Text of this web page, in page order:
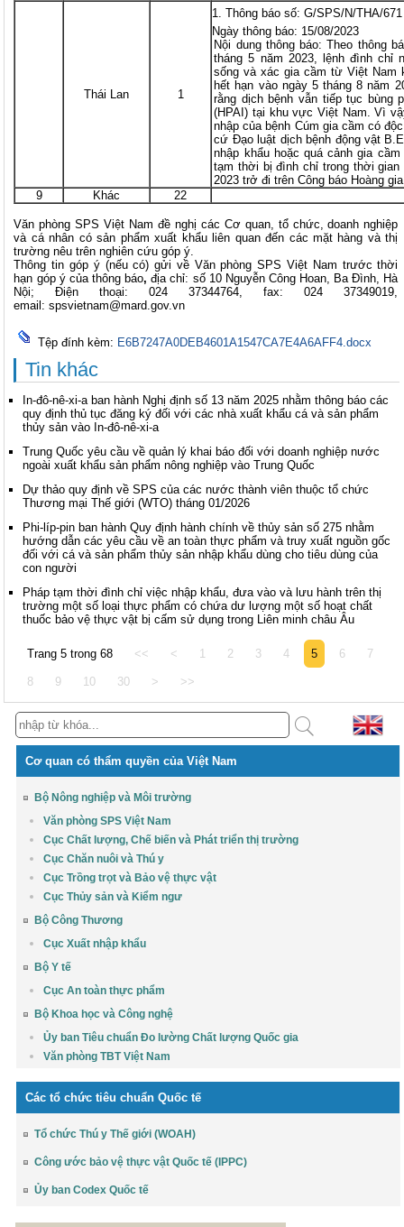
Thái Lan 1
Thông báo số: G/SPS/N/THA/671
Ngày thông báo: 15/08/2023
Nội dung thông báo: Theo thông
tháng 5 năm 2023, lệnh đình chỉ
sống và xác gia cầm từ Việt Nam
hết hạn vào ngày 5 tháng 8 năm
rằng dịch bệnh vẫn tiếp tục bùng
(HPAI) tại khu vực Việt Nam. Vì
nhập của bệnh Cúm gia cầm có
cứ Đạo luật dịch bệnh động vật
nhập khẩu hoặc quá cảnh gia
tạm thời bị đình chỉ trong thời
2023 trở đi trên Công báo Hoàng
9
Khác 22
Văn phòng SPS Việt Nam đề nghị các Cơ quan, tổ chức, doanh nghiệp
và cá nhân có sản phẩm xuất khẩu liên quan đến các mặt hàng và thị
trường nêu trên nghiên cứu góp ý.
Thông tin góp ý (nếu có) gửi về Văn phòng SPS Việt Nam trước thời
hạn góp ý của thông báo,địa chỉ: số 10 Nguyễn Công Hoan, Ba Đình, Hà
Nội; Điện thoại: 024 37344764, fax: 024 37349019,
email:spsvietnam@mard.gov.vn
Tệp đính kèm: E6B7247A0DEB4601A1547CA7E4A6AFF4.docx
Tin khác
In-đô-nê-xi-a ban hành Nghị định số 13 năm 2025 nhằm thông báo các
quy định thủ tục đăng ký đối với các nhà xuất khẩu cá và sản phẩm
thủy sản vào In-đô-nê-xi-a
Trung Quốc yêu cầu về quản lý khai báo đối với doanh nghiệp nước
ngoài xuất khẩu sản phẩm nông nghiệp vào Trung Quốc
Dự thảo quy định về SPS của các nước thành viên thuộc tổ chức
Thương mại Thế giới (WTO) tháng 01/2026
Phi-líp-pin ban hành Quy định hành chính về thủy sản số 275 nhằm
hướng dẫn các yêu cầu về an toàn thực phẩm và truy xuất nguồn gốc
đối với cá và sản phẩm thủy sản nhập khẩu dùng cho tiêu dùng của
con người
Pháp tạm thời đình chỉ việc nhập khẩu, đưa vào và lưu hành trên thị
trường một số loại thực phẩm có chứa dư lượng một số hoạt chất
thuốc bảo vệ thực vật bị cấm sử dụng trong Liên minh châu Âu
Trang 5 trong 68 << < 1 2 3 4 5 6 7
8 9 10 30 > >>
Cơ quan có thẩm quyền của Việt Nam
Bộ Nông nghiệp và Môi trường
Văn phòng SPS Việt Nam
Cục Chất lượng, Chế biến và Phát triển thị trường
Cục Chăn nuôi và Thú y
Cục Trồng trọt và Bảo vệ thực vật
Cục Thủy sản và Kiểm ngư
Bộ Công Thương
Cục Xuất nhập khẩu
Bộ Y tế
Cục An toàn thực phẩm
Bộ Khoa học và Công nghệ
Ủy ban Tiêu chuẩn Đo lường Chất lượng Quốc gia
Văn phòng TBT Việt Nam
Các tổ chức tiêu chuẩn Quốc tế
Tổ chức Thú y Thế giới (WOAH)
Công ước bảo vệ thực vật Quốc tế (IPPC)
Ủy ban Codex Quốc tế